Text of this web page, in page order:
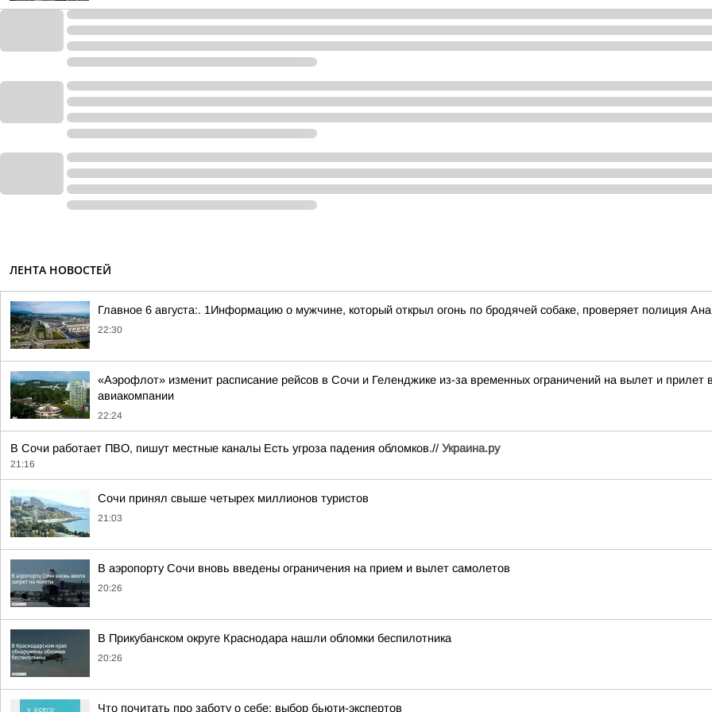
ЛЕНТА НОВОСТЕЙ
Главное 6 августа:. 1Информацию о мужчине, который открыл огонь по бродячей собаке, проверяет полиция
22:30
«Аэрофлот» изменит расписание рейсов в Сочи и Геленджике из-за временных ограничений на вылет и прилет
авиакомпании
22:24
В Сочи работает ПВО, пишут местные каналы Есть угроза падения обломков.// Украина.ру
21:16
Сочи принял свыше четырех миллионов туристов
21:03
В аэропорту Сочи вновь введены ограничения на прием и вылет самолетов
20:26
В Прикубанском округе Краснодара нашли обломки беспилотника
20:26
Что почитать про заботу о себе: выбор бьюти-экспертов